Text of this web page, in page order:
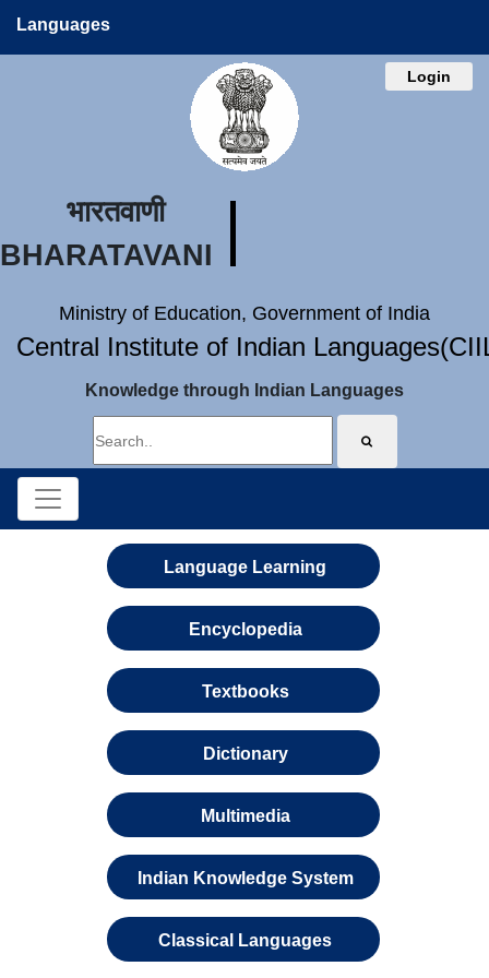
Languages
Login
भारतवाणी
BHARATAVANI
Ministry of Education, Government of India
Central Institute of Indian
Knowledge through Indian Languages
Language Learning
Encyclopedia
Textbooks
Dictionary
Multimedia
Indian Knowledge System
Classical Languages